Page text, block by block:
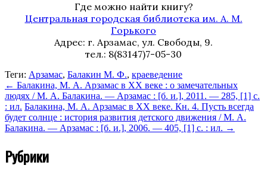
Где можно найти книгу?
Центральная городская библиотека им. А. М.
Горького
Адрес: г. Арзамас, ул. Свободы, 9.
тел.: 8(83147)7-05-30
Теги: Арзамас, Балакин М. Ф., краеведение
← Балакина, М. А. Арзамас в XX веке : о замечательных
людях / М. А. Балакина. — Арзамас : [б. и.], 2011. — 285, [1] с.
: ил. Балакина, М. А. Арзамас в XX веке. Кн. 4. Пусть всегда
будет солнце : история развития детского движения / М. А.
Балакина. — Арзамас : [б. и.], 2006. — 405, [1] с. : ил. →
Рубрики